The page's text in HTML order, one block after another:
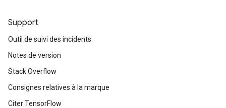
Support
Outil de suivi des incidents
Notes de version
Stack Overflow
Consignes relatives à la marque
Citer TensorFlow